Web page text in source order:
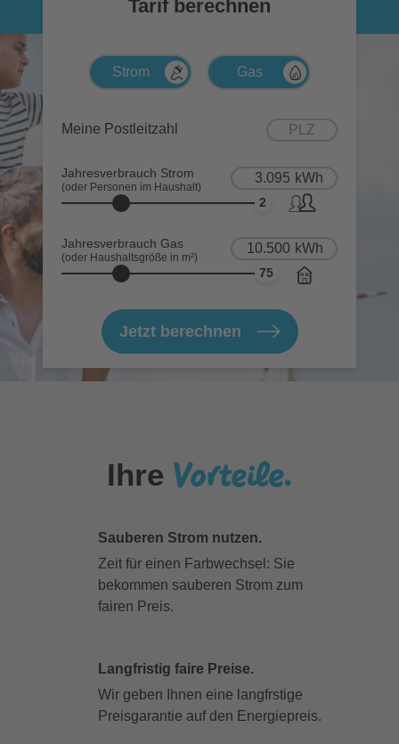
Tarif berechnen
Meine Postleitzahl
Jahresverbrauch Strom
(oder Personen im Haushalt)
(oder Personen im Haushalt)
2
Jahresverbrauch Gas
(oder Haushaltsgröße in m²)
(oder Haushaltsgröße in m²)
75
Jetzt berechnen
Ihre Vorteile.
Sauberen Strom nutzen.
Zeit für einen Farbwechsel: Sie
bekommen sauberen Strom zum
fairen Preis.
Langfristig faire Preise.
Wir geben Ihnen eine langfrstige
Preisgarantie auf den Energiepreis.